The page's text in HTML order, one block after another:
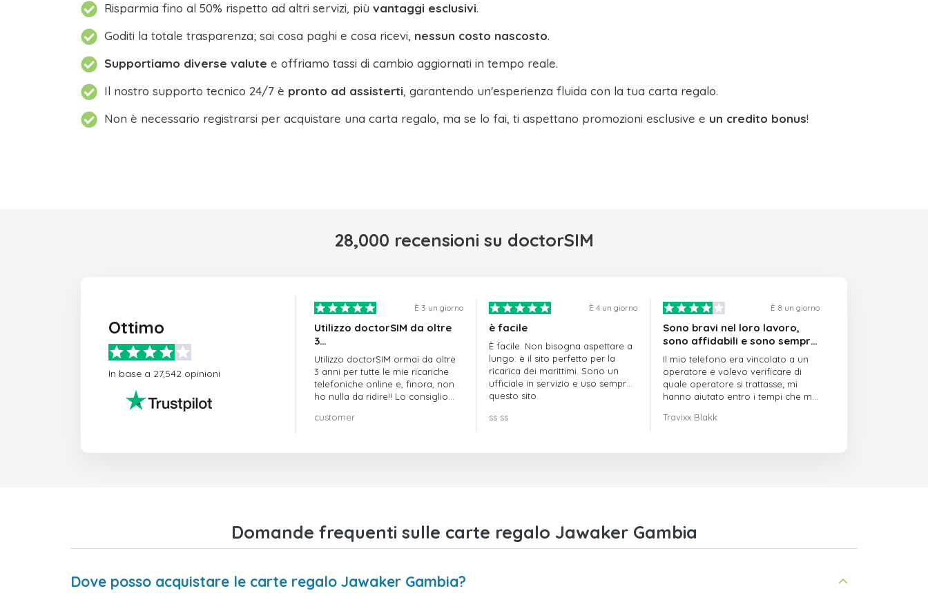
Risparmia fino al 50% rispetto ad altri servizi, più vantaggi esclusivi.
Goditi la totale trasparenza; sai cosa paghi e cosa ricevi, nessun costo nascosto.
Supportiamo diverse valute e offriamo tassi di cambio aggiornati in tempo reale.
Il nostro supporto tecnico 24/7 è pronto ad assisterti, garantendo un'esperienza fluida con la tua carta regalo.
Non è necessario registrarsi per acquistare una carta regalo, ma se lo fai, ti aspettano promozioni esclusive e un credito bonus!
28,000 recensioni su doctorSIM
Ottimo
In base a 27,542 opinioni
È 3 un giorno
Utilizzo doctorSIM da oltre
3…
Utilizzo doctorSIM ormai da oltre
3 anni per tutte le mie ricariche
telefoniche online e, finora, non
ho nulla da ridire!! Lo consiglio
customer
È 4 un giorno
è facile
È facile. Non bisogna aspettare a
lungo: è il sito perfetto per la
ricarica dei marittimi. Sono un
ufficiale in servizio e uso sempre
questo sito.
ss ss
È 8 un giorno
Sono bravi nel loro lavoro,
sono affidabili e sono sempre
puntuali
Il mio telefono era vincolato a un
operatore e volevo verificare di
quale operatore si trattasse; mi
hanno aiutato entro i tempi che mi
Travixx Blakk
Domande frequenti sulle carte regalo Jawaker Gambia
Dove posso acquistare le carte regalo Jawaker Gambia?